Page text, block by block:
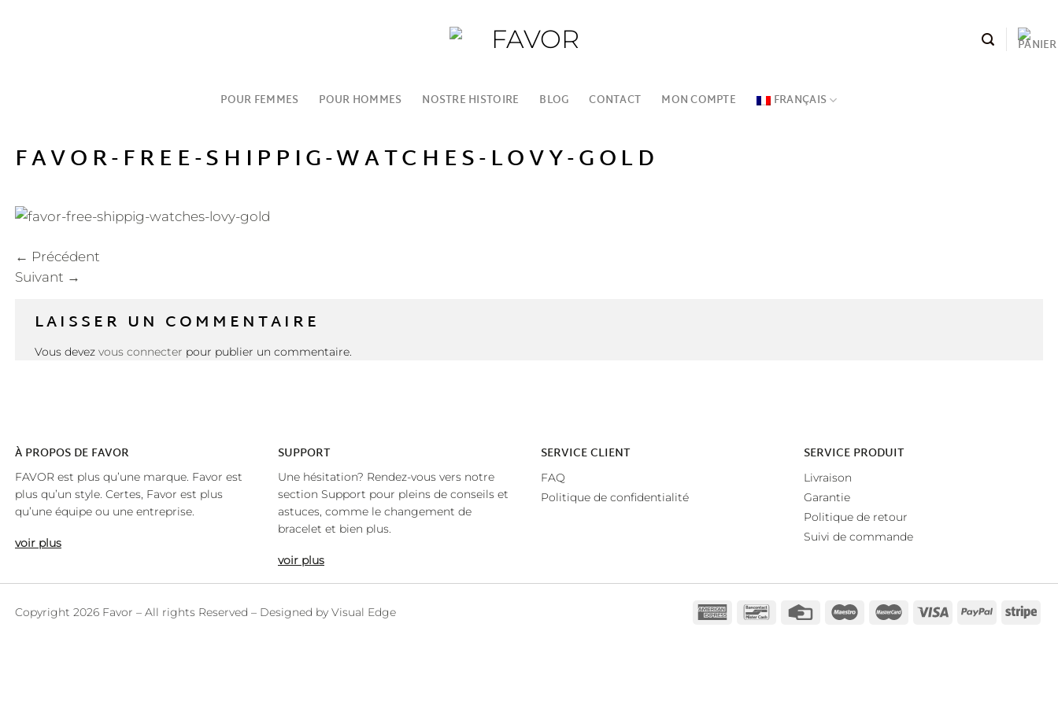
POUR FEMMES POUR HOMMES NOSTRE HISTOIRE BLOG CONTACT MON COMPTE FRANÇAIS
FAVOR-FREE-SHIPPIG-WATCHES-LOVY-GOLD
← Précédent
Suivant →
LAISSER UN COMMENTAIRE
Vous devez vous connecter pour publier un commentaire.
À PROPOS DE FAVOR
FAVOR est plus qu’une marque. Favor est
plus qu’un style. Certes, Favor est plus
qu’une équipe ou une entreprise.
voir plus
SUPPORT
Une hésitation? Rendez-vous vers notre
section Support pour pleins de conseils et
astuces, comme le changement de
bracelet et bien plus.
voir plus
SERVICE CLIENT
FAQ
Politique de confidentialité
SERVICE PRODUIT
Livraison
Garantie
Politique de retour
Suivi de commande
Copyright 2026 Favor – All rights Reserved – Designed by Visual Edge